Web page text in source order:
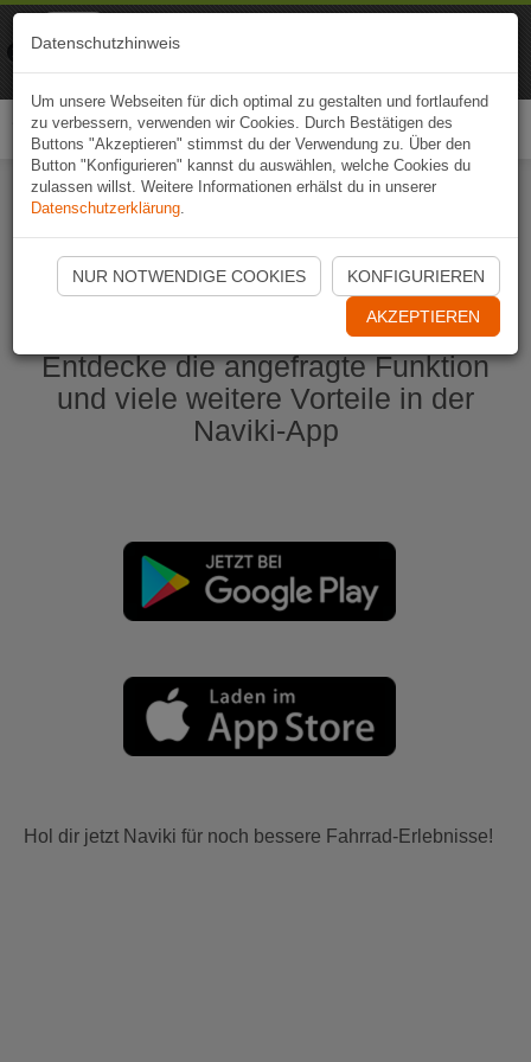
Naviki App jetzt öffnen
Entdecke die angefragte Funktion
und viele weitere Vorteile in der
Naviki-App
Hol dir jetzt Naviki für noch bessere Fahrrad-Erlebnisse!
Datenschutzhinweis
Um unsere Webseiten für dich optimal zu gestalten und fortlaufend
zu verbessern, verwenden wir Cookies. Durch Bestätigen des
Buttons "Akzeptieren" stimmst du der Verwendung zu. Über den
Button "Konfigurieren" kannst du auswählen, welche Cookies du
zulassen willst. Weitere Informationen erhälst du in unserer
Datenschutzerklärung.
NUR NOTWENDIGE COOKIES KONFIGURIEREN
AKZEPTIEREN
Naviki